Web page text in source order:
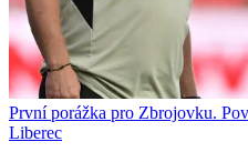
První porážka pro Zbrojovku.
Liberec